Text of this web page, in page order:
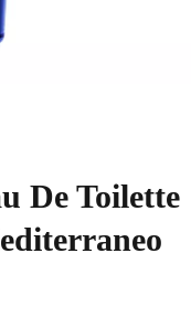
De Toilette